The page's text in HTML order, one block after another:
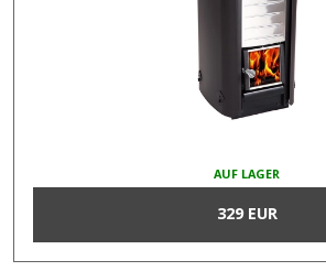
AUF LAGER
329 EUR